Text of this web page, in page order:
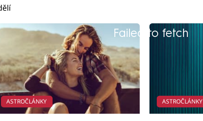
Failed to fetch
ASTROČLÁNKY ASTROČLÁNKY